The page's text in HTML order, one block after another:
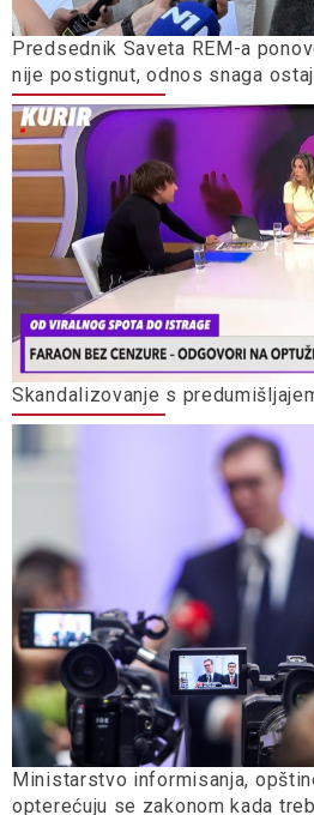
Predsednik Saveta REM-a
nije postignut, odnos snaga
Skandalizovanje s
Ministarstvo informisanja,
opterećuju se zakonom kada